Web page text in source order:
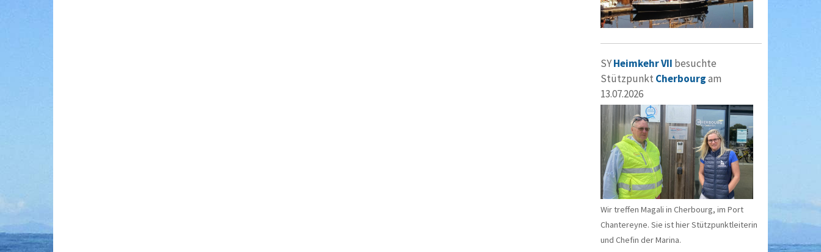
SYHeimkehr VII besuchte
Stützpunkt Cherbourgam
13.07.2026
Wir treffen Magali in Cherbourg, im Port
Chantereyne. Sie ist hier Stützpunktleiterin
und Chefin der Marina.